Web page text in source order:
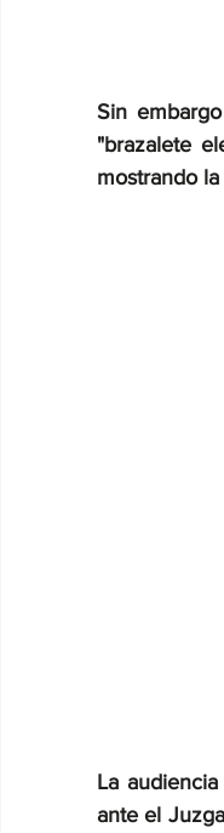
Sin
"brazalete
mostrando
La
ante el